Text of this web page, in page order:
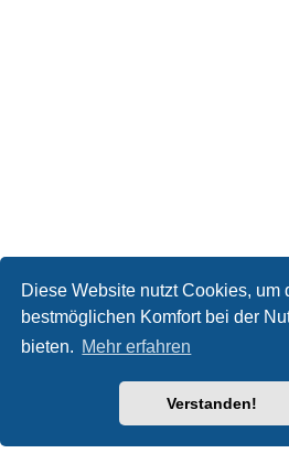
Diese Website nutzt Cookies, um
bestmöglichen Komfort bei der
bieten. Mehr erfahren
Verstanden!